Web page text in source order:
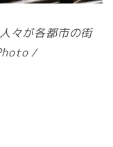
々が各都市の街
/